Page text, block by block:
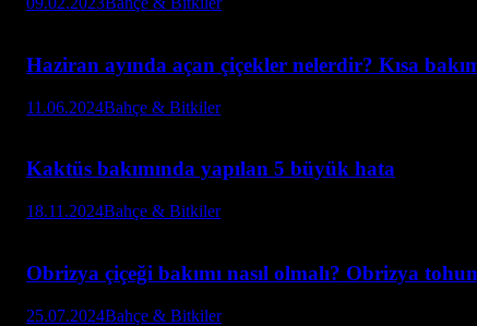
Haziran ayında açan çiçekler nelerdir? Kısa
11.06.2024Bahçe & Bitkiler
Kaktüs bakımında yapılan 5 büyük hata
18.11.2024Bahçe & Bitkiler
Obrizya çiçeği bakımı nasıl olmalı? Obrizya
25.07.2024Bahçe & Bitkiler